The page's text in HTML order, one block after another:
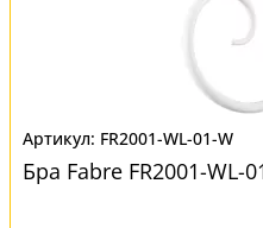
FR2001-WL-01-W
Бра Fabre FR2001-WL-